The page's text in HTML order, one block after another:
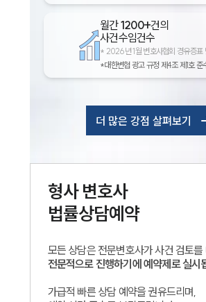
인재채용
만화로 보는 사례
월간1200+건의
사건수임건수
* 2026년 1월 변호사협회 경유증표
*대한변협 광고 규정 제4조 제1호 준
더 많은 강점 살펴보기
형사변호사
법률상담예약
모든 상담은 전문변호사가 사건 검토를
전문적으로 진행하기에 예약제로 실시
가급적 빠른 상담 예약을 권유드리며,